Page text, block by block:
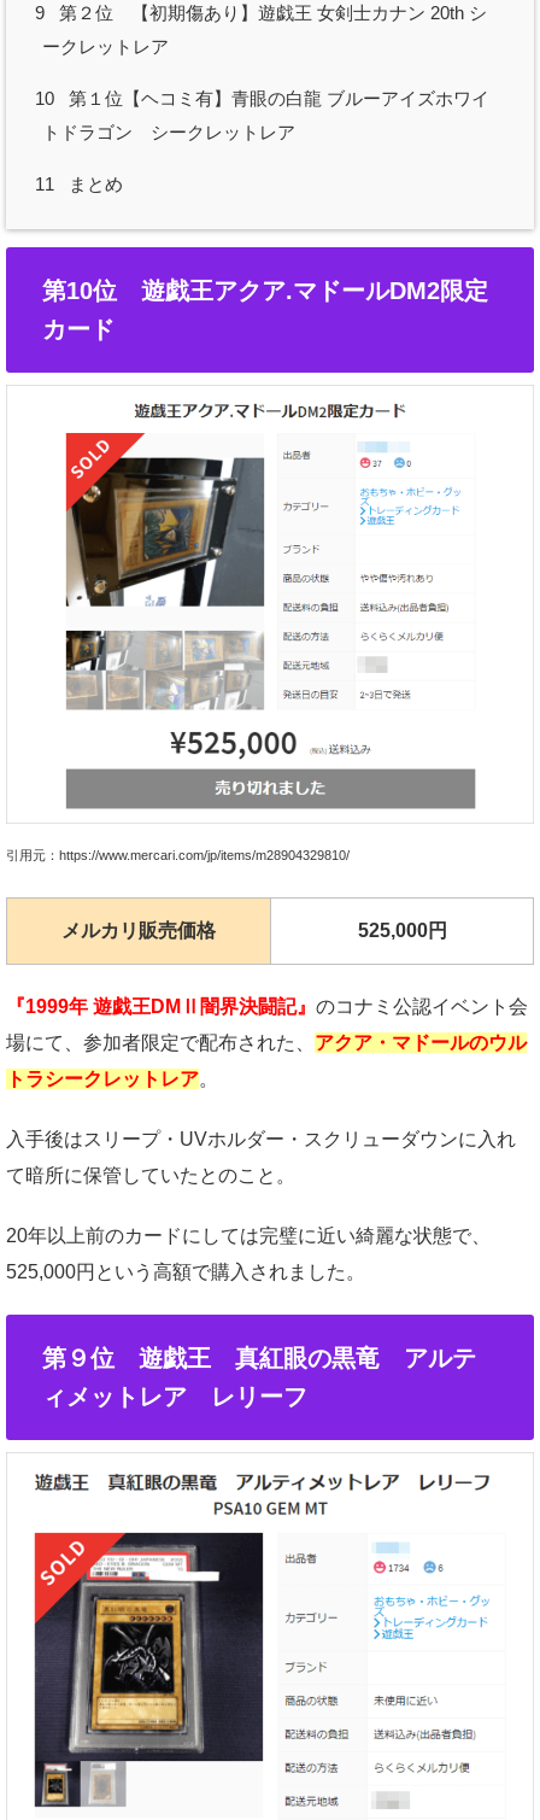
9
第２位 【初期傷あり】遊戯王 女剣士カナン 20th シ
ークレットレア
10
第１位【ヘコミ有】青眼の白龍 ブルーアイズホワイ
トドラゴン シークレットレア
11 まとめ
第10位 遊戯王アクア.マドールDM2限定
カード
引用元：https://www.mercari.com/jp/items/m28904329810/
メルカリ販売価格 525,000円
『1999年 遊戯王DMⅡ闇界決闘記』 のコナミ公認イベント会
場にて、参加者限定で配布された、 アクア・マドールのウル
トラシークレットレア。
入手後はスリープ・UVホルダー・スクリューダウンに入れ
て暗所に保管していたとのこと。
20年以上前のカードにしては完璧に近い綺麗な状態で、
525,000円という高額で購入されました。
第９位 遊戯王 真紅眼の黒竜 アルテ
ィメットレア レリーフ